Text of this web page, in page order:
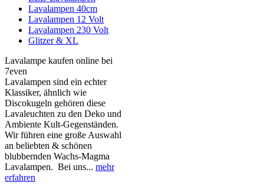
Lavalampen 40cm
Lavalampen 12 Volt
Lavalampen 230 Volt
Glitzer & XL
Lavalampe kaufen online bei
7even
Lavalampen sind ein echter
Klassiker, ähnlich wie
Discokugeln gehören diese
Lavaleuchten zu den Deko und
Ambiente Kult-Gegenständen.
Wir führen eine große Auswahl
an beliebten & schönen
blubbernden Wachs-Magma
Lavalampen. Bei uns... mehr
erfahren